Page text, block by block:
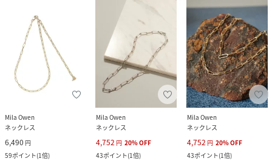
Mila Owen
ネックレス
6,490 円
59ポイント(1倍)
Mila Owen
ネックレス
4,752 円 20%OFF
43ポイント(1倍)
Mila Owen
ネックレス
4,752 円 20%OFF
43ポイント(1倍)